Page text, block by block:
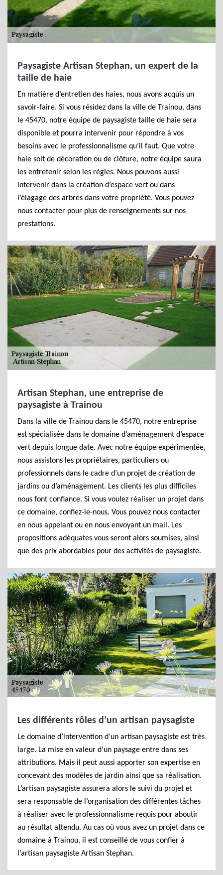
Paysagiste Artisan Stephan, un expert de la
taille de haie
En matière d’entretien des haies, nous avons acquis un
savoir-faire. Si vous résidez dans la ville de Trainou, dans
le 45470, notre équipe de paysagiste taille de haie sera
disponible et pourra intervenir pour répondre à vos
besoins avec le professionnalisme qu’il faut. Que votre
haie soit de décoration ou de clôture, notre équipe saura
les entretenir selon les règles. Nous pouvons aussi
intervenir dans la création d’espace vert ou dans
l’élagage des arbres dans votre propriété. Vous pouvez
nous contacter pour plus de renseignements sur nos
prestations.
Artisan Stephan, une entreprise de
paysagiste à Trainou
Dans la ville de Trainou dans le 45470, notre entreprise
est spécialisée dans le domaine d’aménagement d’espace
vert depuis longue date. Avec notre équipe expérimentée,
nous assistons les propriétaires, particuliers ou
professionnels dans le cadre d’un projet de création de
jardins ou d’aménagement. Les clients les plus difficiles
nous font confiance. Si vous voulez réaliser un projet dans
ce domaine, confiez-le-nous. Vous pouvez nous contacter
en nous appelant ou en nous envoyant un mail. Les
propositions adéquates vous seront alors soumises, ainsi
que des prix abordables pour des activités de paysagiste.
Les différents rôles d’un artisan paysagiste
Le domaine d’intervention d’un artisan paysagiste est très
large. La mise en valeur d’un paysage entre dans ses
attributions. Mais il peut aussi apporter son expertise en
concevant des modèles de jardin ainsi que sa réalisation.
L’artisan paysagiste assurera alors le suivi du projet et
sera responsable de l’organisation des différentes tâches
à réaliser avec le professionnalisme requis pour aboutir
au résultat attendu. Au cas où vous avez un projet dans ce
domaine à Trainou, il est conseillé de vous confier à
l’artisan paysagiste Artisan Stephan.